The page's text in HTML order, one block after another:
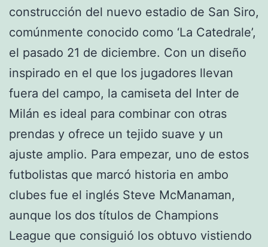
construcción del nuevo estadio de San Siro,
comúnmente conocido como ‘La Catedrale’,
el pasado 21 de diciembre. Con un diseño
inspirado en el que los jugadores llevan
fuera del campo, la camiseta del Inter de
Milán es ideal para combinar con otras
prendas y ofrece un tejido suave y un
ajuste amplio. Para empezar, uno de estos
futbolistas que marcó historia en ambo
clubes fue el inglés Steve McManaman,
aunque los dos títulos de Champions
League que consiguió los obtuvo vistiendo